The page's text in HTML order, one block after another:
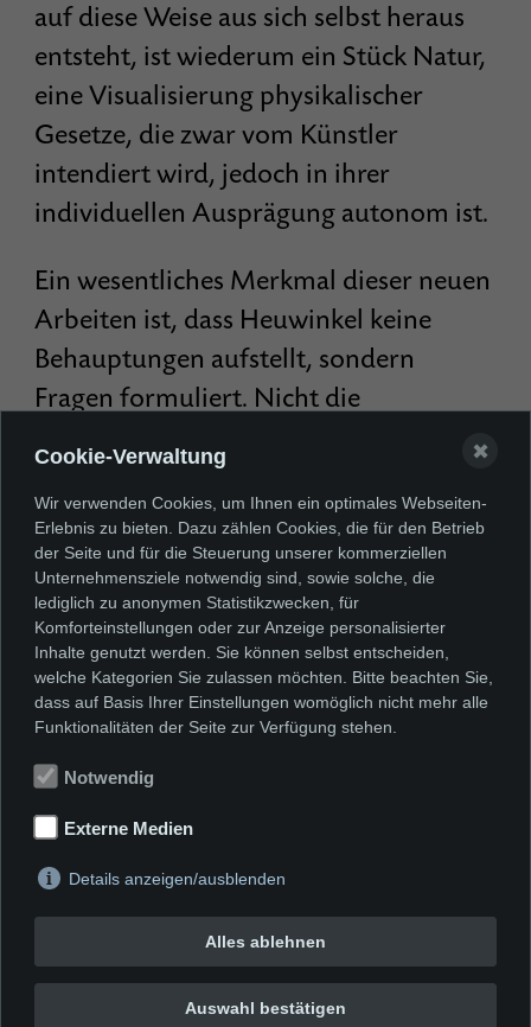
auf diese Weise aus sich selbst heraus
entsteht, ist wiederum ein Stück Natur,
eine Visualisierung physikalischer
Gesetze, die zwar vom Künstler
intendiert wird, jedoch in ihrer
individuellen Ausprägung autonom ist.
Ein wesentliches Merkmal dieser neuen
Arbeiten ist, dass Heuwinkel keine
Behauptungen aufstellt, sondern
Fragen formuliert. Nicht die
Gewissheiten interessieren ihn, sondern
das unbekannte Land. Sein Impuls ist
die Neugierde. Nur sie führt zu neuen
Einsichten über unsere Umwelt und
uns selbst. Erfreulich, an den
Entwicklungen dieser anhaltenden
Recherche über das Zusammenwirken
von Papier und Farbe teilhaben zu
Wolfgang Vomm, 2008
Cookie-Verwaltung
Wir verwenden Cookies, um Ihnen ein optimales Webseiten-
Erlebnis zu bieten. Dazu zählen Cookies, die für den Betrieb
der Seite und für die Steuerung unserer kommerziellen
Unternehmensziele notwendig sind, sowie solche, die
lediglich zu anonymen Statistikzwecken, für
Komforteinstellungen oder zur Anzeige personalisierter
Inhalte genutzt werden. Sie können selbst entscheiden,
welche Kategorien Sie zulassen möchten. Bitte beachten Sie,
dass auf Basis Ihrer Einstellungen womöglich nicht mehr alle
Funktionalitäten der Seite zur Verfügung stehen.
Notwendig
Externe Medien
Details anzeigen/ausblenden
Alles ablehnen
Auswahl bestätigen
✖